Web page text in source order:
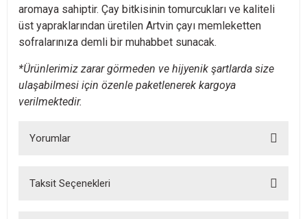
aromaya sahiptir. Çay bitkisinin tomurcukları ve kaliteli
üst yapraklarından üretilen Artvin çayı memleketten
sofralarınıza demli bir muhabbet sunacak.
*Ürünlerimiz zarar görmeden ve hijyenik şartlarda size
ulaşabilmesi için özenle paketlenerek kargoya
verilmektedir.
Yorumlar
Taksit Seçenekleri